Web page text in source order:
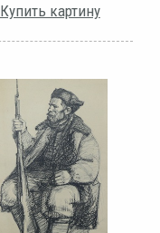
Купить картину